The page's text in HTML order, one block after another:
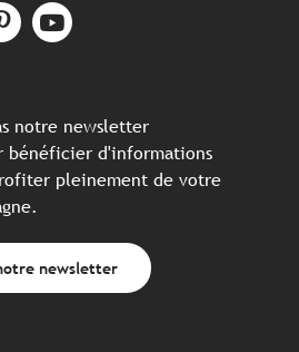
notre newsletter
bénéficier d'informations
pleinement de votre
newsletter